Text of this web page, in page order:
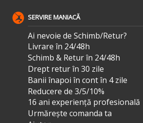
SERVIRE MANIACĂ
Ai nevoie de Schimb/Retur?
Livrare în 24/48h
Schimb & Retur în 24/48h
Drept retur în 30 zile
Banii înapoi în cont în 4 zile
Reducere de 3/5/10%
16 ani experiență profesională
Urmărește comanda ta